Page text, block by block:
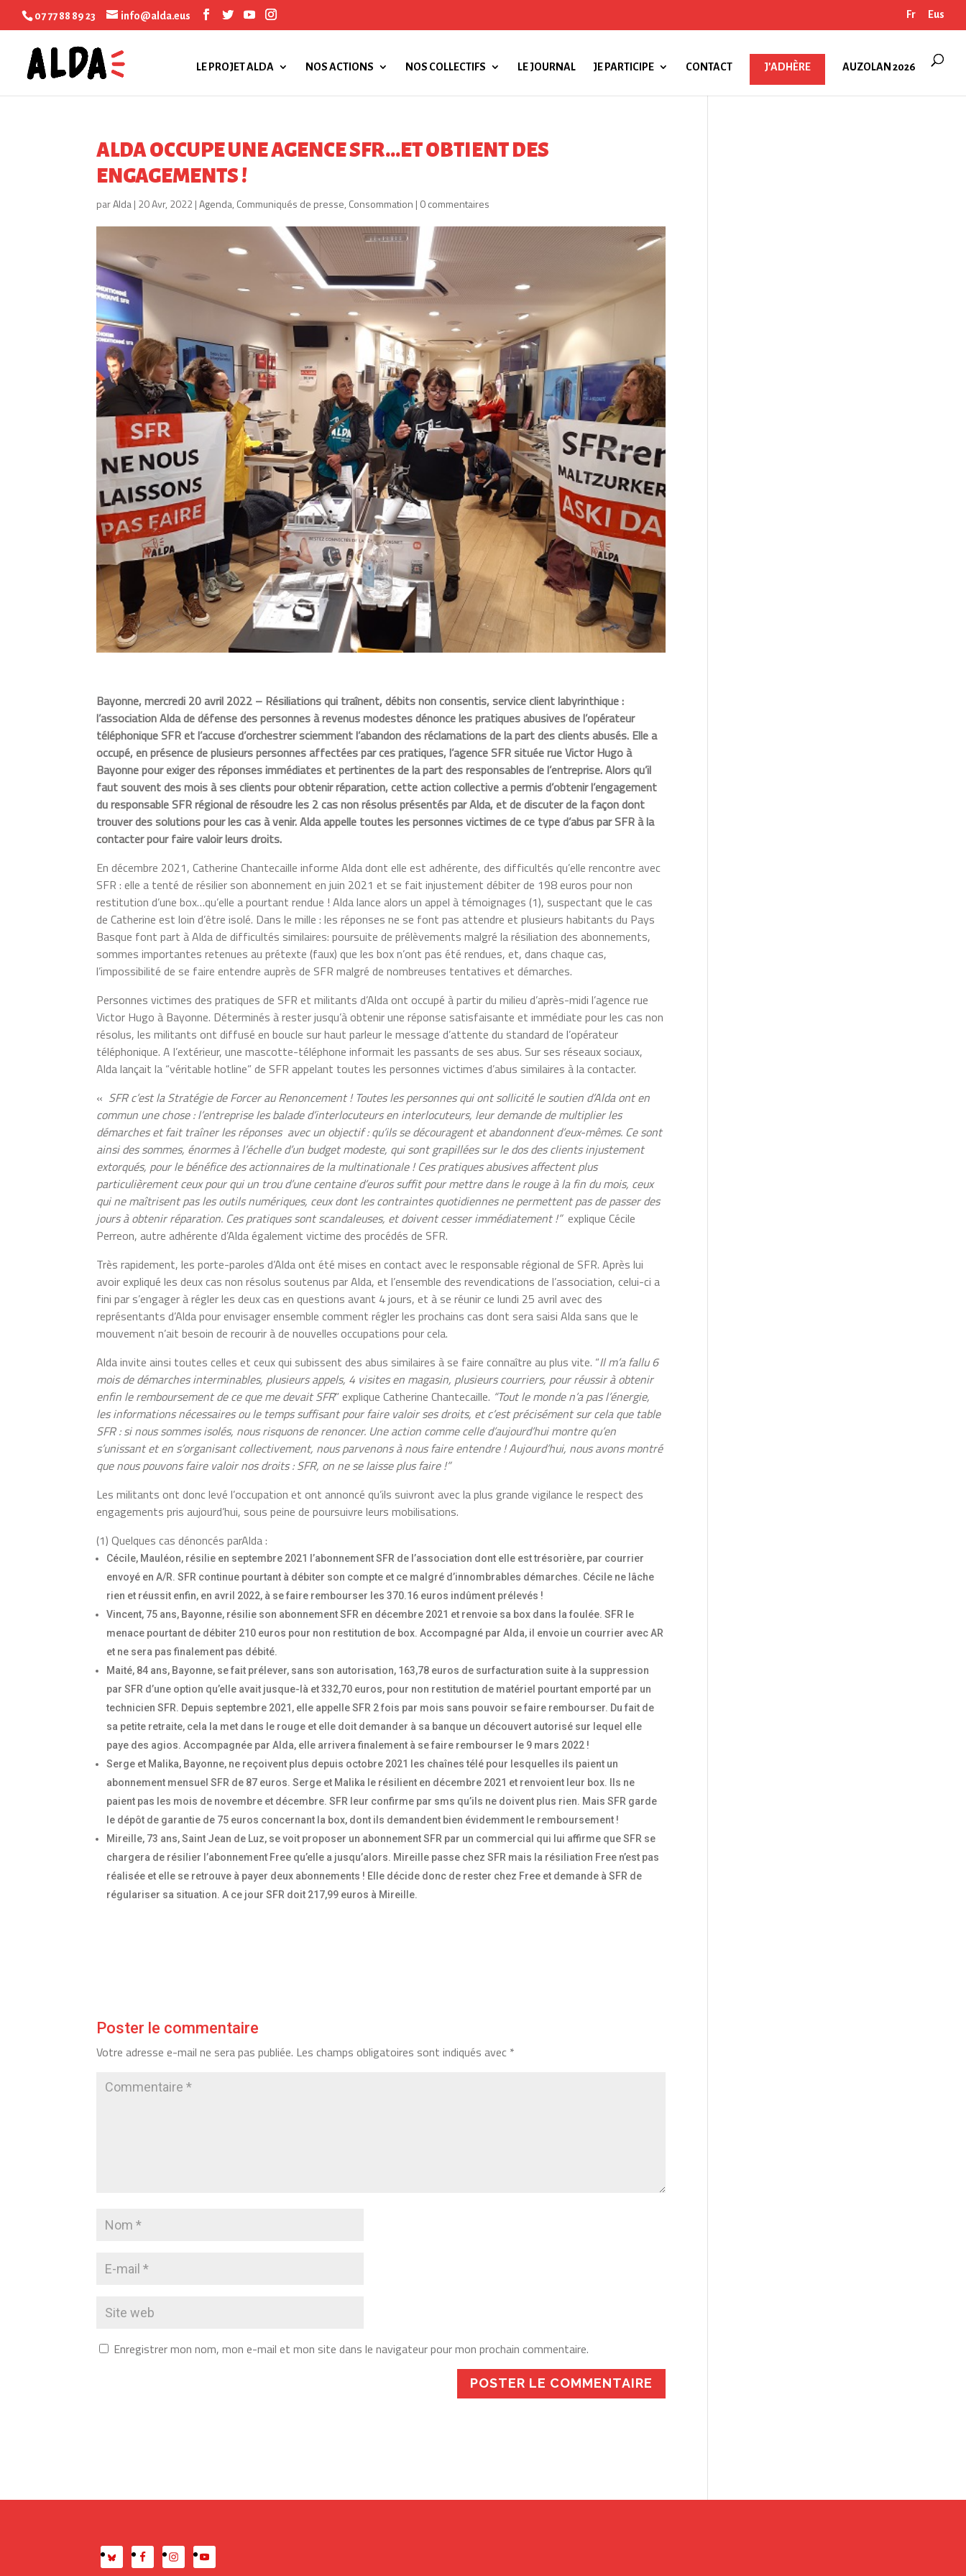
07 77 88 89 23 info@alda.eus Fr Eus
LE PROJET ALDA NOS ACTIONS NOS COLLECTIFS LE JOURNAL JE PARTICIPE CONTACT J’ADHÈRE AUZOLAN 2026
ALDA OCCUPE UNE AGENCE SFR…ET OBTIENT DES
ENGAGEMENTS !
parAlda| 20 Avr, 2022|Agenda, Communiqués de presse, Consommation | 0 commentaires
Bayonne, mercredi 20 avril 2022 – Résiliations qui traînent, débits non consentis, service client labyrinthique :
l’association Alda de défense des personnes à revenus modestes dénonce les pratiques abusives de l’opérateur
téléphonique SFR et l’accuse d’orchestrer sciemment l’abandon des réclamations de la part des clients abusés. Elle a
occupé, en présence de plusieurs personnes affectées par ces pratiques, l’agence SFR située rue Victor Hugo à
Bayonne pour exiger des réponses immédiates et pertinentes de la part des responsables de l’entreprise. Alors qu’il
faut souvent des mois à ses clients pour obtenir réparation, cette action collective a permis d’obtenir l’engagement
du responsable SFR régional de résoudre les 2 cas non résolus présentés par Alda, et de discuter de la façon dont
trouver des solutions pour les cas à venir. Alda appelle toutes les personnes victimes de ce type d’abus par SFR à la
contacter pour faire valoir leurs droits.
En décembre 2021, Catherine Chantecaille informe Alda dont elle est adhérente, des difficultés qu’elle rencontre avec
SFR : elle a tenté de résilier son abonnement en juin 2021 et se fait injustement débiter de 198 euros pour non
restitution d’une box…qu’elle a pourtant rendue ! Alda lance alors un appel à témoignages (1), suspectant que le cas
de Catherine est loin d’être isolé. Dans le mille : les réponses ne se font pas attendre et plusieurs habitants du Pays
Basque font part à Alda de difficultés similaires: poursuite de prélèvements malgré la résiliation des abonnements,
sommes importantes retenues au prétexte (faux) que les box n’ont pas été rendues, et, dans chaque cas,
l’impossibilité de se faire entendre auprès de SFR malgré de nombreuses tentatives et démarches.
Personnes victimes des pratiques de SFR et militants d’Alda ont occupé à partir du milieu d’après-midi l’agence rue
Victor Hugo à Bayonne. Déterminés à rester jusqu’à obtenir une réponse satisfaisante et immédiate pour les cas non
résolus, les militants ont diffusé en boucle sur haut parleur le message d’attente du standard de l’opérateur
téléphonique. A l’extérieur, une mascotte-téléphone informait les passants de ses abus. Sur ses réseaux sociaux,
Alda lançait la “véritable hotline” de SFR appelant toutes les personnes victimes d’abus similaires à la contacter.
« SFR c’est la Stratégie de Forcer au Renoncement ! Toutes les personnes qui ont sollicité le soutien d’Alda ont en
commun une chose : l’entreprise les balade d’interlocuteurs en interlocuteurs, leur demande de multiplier les
démarches et fait traîner les réponses avec un objectif : qu’ils se découragent et abandonnent d’eux-mêmes. Ce sont
ainsi des sommes, énormes à l’échelle d’un budget modeste, qui sont grapillées sur le dos des clients injustement
extorqués, pour le bénéfice des actionnaires de la multinationale ! Ces pratiques abusives affectent plus
particulièrement ceux pour qui un trou d’une centaine d’euros suffit pour mettre dans le rouge à la fin du mois, ceux
qui ne maîtrisent pas les outils numériques, ceux dont les contraintes quotidiennes ne permettent pas de passer des
jours à obtenir réparation. Ces pratiques sont scandaleuses, et doivent cesser immédiatement !”explique Cécile
Perreon, autre adhérente d’Alda également victime des procédés de SFR.
Très rapidement, les porte-paroles d’Alda ont été mises en contact avec le responsable régional de SFR. Après lui
avoir expliqué les deux cas non résolus soutenus par Alda, et l’ensemble des revendications de l’association, celui-ci a
fini par s’engager à régler les deux cas en questions avant 4 jours, et à se réunir ce lundi 25 avril avec des
représentants d’Alda pour envisager ensemble comment régler les prochains cas dont sera saisi Alda sans que le
mouvement n’ait besoin de recourir à de nouvelles occupations pour cela.
Alda invite ainsi toutes celles et ceux qui subissent des abus similaires à se faire connaître au plus vite. “Il m’a fallu 6
mois de démarches interminables, plusieurs appels, 4 visites en magasin, plusieurs courriers, pour réussir à obtenir
enfin le remboursement de ce que me devait SFR” explique Catherine Chantecaille. “Tout le monde n’a pas l’énergie,
les informations nécessaires ou le temps suffisant pour faire valoir ses droits, et c’est précisément sur cela que table
SFR : si nous sommes isolés, nous risquons de renoncer. Une action comme celle d’aujourd’hui montre qu’en
s’unissant et en s’organisant collectivement, nous parvenons à nous faire entendre ! Aujourd’hui, nous avons montré
que nous pouvons faire valoir nos droits : SFR, on ne se laisse plus faire !”
Les militants ont donc levé l’occupation et ont annoncé qu’ils suivront avec la plus grande vigilance le respect des
engagements pris aujourd’hui, sous peine de poursuivre leurs mobilisations.
(1) Quelques cas dénoncés parAlda :
Cécile, Mauléon, résilie en septembre 2021 l’abonnement SFR de l’association dont elle est trésorière, par courrier
envoyé en A/R. SFR continue pourtant à débiter son compte et ce malgré d’innombrables démarches. Cécile ne lâche
rien et réussit enfin, en avril 2022, à se faire rembourser les 370.16 euros indûment prélevés !
Vincent, 75 ans, Bayonne, résilie son abonnement SFR en décembre 2021 et renvoie sa box dans la foulée. SFR le
menace pourtant de débiter 210 euros pour non restitution de box. Accompagné par Alda, il envoie un courrier avec AR
et ne sera pas finalement pas débité.
Maité, 84 ans, Bayonne, se fait prélever, sans son autorisation, 163,78 euros de surfacturation suite à la suppression
par SFR d’une option qu’elle avait jusque-là et 332,70 euros, pour non restitution de matériel pourtant emporté par un
technicien SFR. Depuis septembre 2021, elle appelle SFR 2 fois par mois sans pouvoir se faire rembourser. Du fait de
sa petite retraite, cela la met dans le rouge et elle doit demander à sa banque un découvert autorisé sur lequel elle
paye des agios. Accompagnée par Alda, elle arrivera finalement à se faire rembourser le 9 mars 2022 !
Serge et Malika, Bayonne, ne reçoivent plus depuis octobre 2021 les chaînes télé pour lesquelles ils paient un
abonnement mensuel SFR de 87 euros. Serge et Malika le résilient en décembre 2021 et renvoient leur box. Ils ne
paient pas les mois de novembre et décembre. SFR leur confirme par sms qu’ils ne doivent plus rien. Mais SFR garde
le dépôt de garantie de 75 euros concernant la box, dont ils demandent bien évidemment le remboursement !
Mireille, 73 ans, Saint Jean de Luz, se voit proposer un abonnement SFR par un commercial qui lui affirme que SFR se
chargera de résilier l’abonnement Free qu’elle a jusqu’alors. Mireille passe chez SFR mais la résiliation Free n’est pas
réalisée et elle se retrouve à payer deux abonnements ! Elle décide donc de rester chez Free et demande à SFR de
régulariser sa situation. A ce jour SFR doit 217,99 euros à Mireille.
Poster le commentaire
Votre adresse e-mail ne sera pas publiée. Les champs obligatoires sont indiqués avec *
Enregistrer mon nom, mon e-mail et mon site dans le navigateur pour mon prochain commentaire.